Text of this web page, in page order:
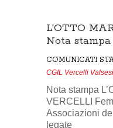
L’OTTO
Nota stampa
COMUNICATI
CGIL Vercelli
Nota stampa
VERCELLI
Associazioni
legate